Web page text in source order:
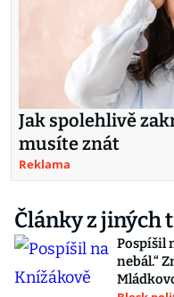
Jak spolehlivě
musíte znát
Reklama
Články z jiných
Pospíšil
nebál.“